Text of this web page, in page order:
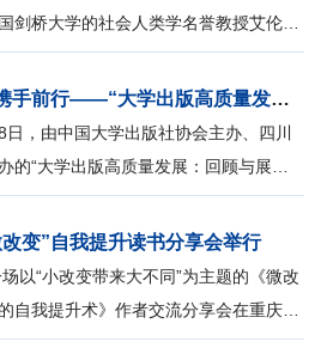
剑桥大学的社会人类学名誉教授艾伦·
以“中西文明互鉴”...
凝聚共识，携手前行——“大学出版高质量发展：回顾与展望”座谈会在天府书展四川大学分会场举行
，由中国大学出版社协会主办、四川
的“大学出版高质量发展：回顾与展
年天府书展四川大学分会...
变”自我提升读书分享会举行
以“小改变带来大不同”为主题的《微改
自我提升术》作者交流分享会在重庆精
民读者与心理学专家...